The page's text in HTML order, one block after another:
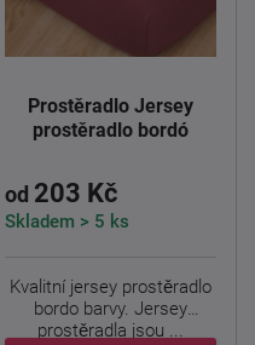
Prostěradlo Jersey
prostěradlo bordó
od 203 Kč
Skladem > 5 ks
Kvalitní jersey prostěradlo
bordo barvy. Jersey
prostěradla jsou ...